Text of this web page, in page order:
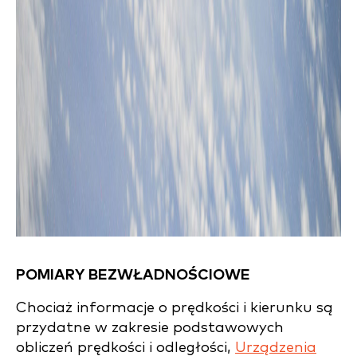
POMIARY BEZWŁADNOŚCIOWE
Chociaż informacje o prędkości i kierunku są
przydatne w zakresie podstawowych
obliczeń prędkości i odległości, Urządzenia